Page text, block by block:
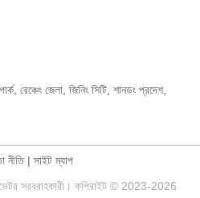
রেঞ্চেং জেলা, জিনিং সিটি, শানডং প্রদেশ,
নীতি| সাইট ম্যাপ
সরবরাহকারী। কপিরাইট © 2023-2026